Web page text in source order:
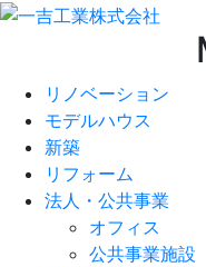
リノベーション
モデルハウス
新築
リフォーム
法人・公共事業
オフィス
公共事業施設